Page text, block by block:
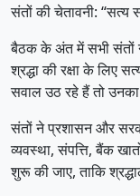
संतों की चेतावनी: “सत्य
बैठक के अंत में सभी संतों
श्रद्धा की रक्षा के लिए
सवाल उठ रहे हैं तो
संतों ने प्रशासन और
व्यवस्था, संपत्ति, बैंक
शुरू की जाए, ताकि